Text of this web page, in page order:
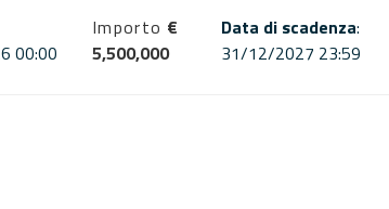
00:00
Importo €
5,500,000
Data di scadenza:
31/12/2027 23:59